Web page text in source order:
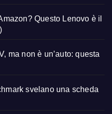
Questo Lenovo è il
ma non è un’auto: questa
svelano una scheda